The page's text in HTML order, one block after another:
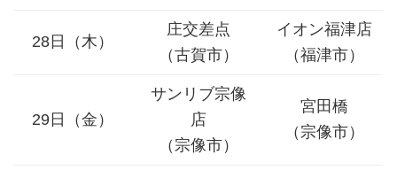
28日（木）
庄交差点
（古賀市）
イオン福津店
（福津市）
29日（金）
サンリブ宗像
店
（宗像市）
宮田橋
（宗像市）